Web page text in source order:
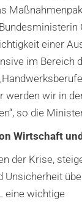
einer
im Bereich
werden wir in
so die
Wirtschaft
der Krise,
Unsicherheit
eine wichtige